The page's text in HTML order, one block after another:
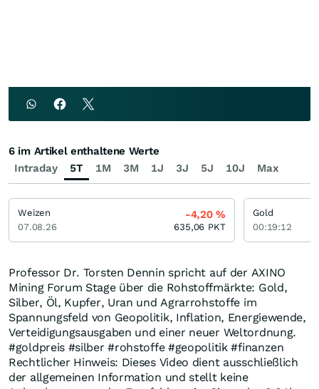
Professor Dr. Torsten Dennin spricht auf der AXINO
Mining Forum Stage über die Rohstoffmärkte: Gold,
Silber, Öl, Kupfer, Uran und Agrarrohstoffe im
Spannungsfeld von Geopolitik, Inflation, Energiewende,
Verteidigungsausgaben und einer neuer Weltordnung.
#goldpreis #silber #rohstoffe #geopolitik #finanzen
Rechtlicher Hinweis: Dieses Video dient ausschließlich
der allgemeinen Information und stellt keine
Intraday 5T 1M 3M 1J 3J 5J 10J Max
6 im Artikel enthaltene Werte
Weizen
07.08.26
-4,20%
635,06 PKT
Gold
00:19:12